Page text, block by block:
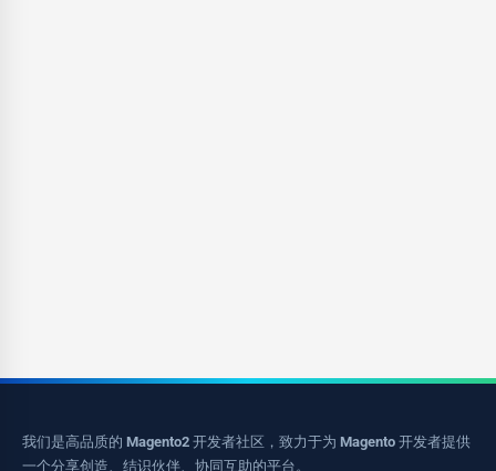
我们是高品质的 Magento2 开发者社区，致力于为 Magento 开发者提供
一个分享创造、结识伙伴、协同互助的平台。